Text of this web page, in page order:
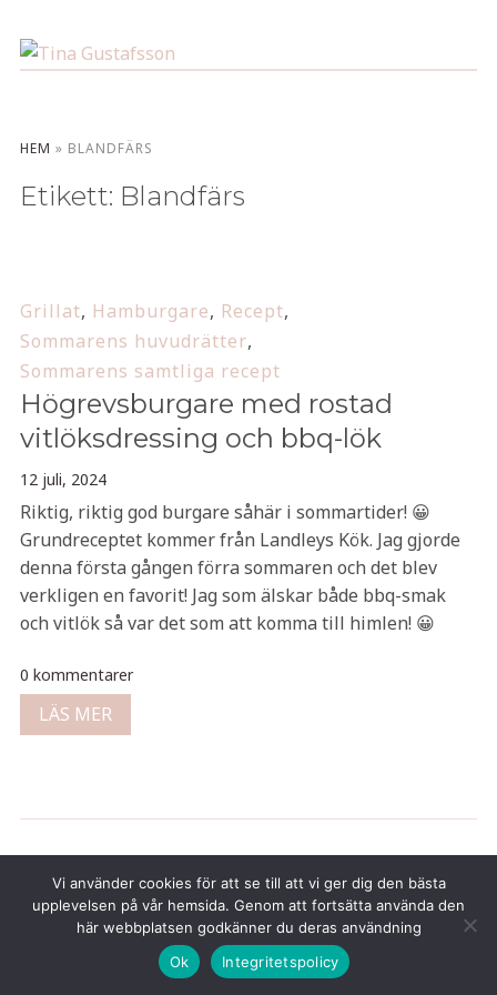
HEM » BLANDFÄRS
Etikett: Blandfärs
Grillat, Hamburgare, Recept,
Sommarens huvudrätter,
Sommarens samtliga recept
Högrevsburgare med rostad
vitlöksdressing och bbq-lök
12 juli, 2024
Riktig, riktig god burgare såhär i sommartider! 😀
Grundreceptet kommer från Landleys Kök. Jag gjorde
denna första gången förra sommaren och det blev
verkligen en favorit! Jag som älskar både bbq-smak
och vitlök så var det som att komma till himlen! 😀
0 kommentarer
LÄS MER
Vi använder cookies för att se till att vi ger dig den bästa
upplevelsen på vår hemsida. Genom att fortsätta använda den
här webbplatsen godkänner du deras användning
Ok
Integritetspolicy